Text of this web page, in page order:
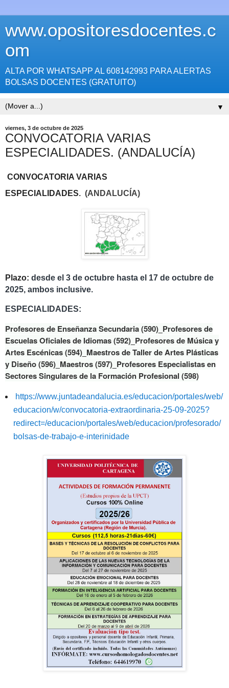
www.opositoresdocentes.c
om
ALTA POR WHATSAPP AL 608142993 PARA ALERTAS
BOLSAS DOCENTES (GRATUITO)
▼
viernes, 3 de octubre de 2025
CONVOCATORIA VARIAS
ESPECIALIDADES. (ANDALUCÍA)
CONVOCATORIA VARIAS
ESPECIALIDADES. (ANDALUCÍA)
Plazo: desde el 3 de octubre hasta el 17 de octubre de
2025, ambos inclusive.
ESPECIALIDADES:
Profesores de Enseñanza Secundaria (590)_ Profesores de
Escuelas Oficiales de Idiomas (592)_ Profesores de Música y
Artes Escénicas (594)_ Maestros de Taller de Artes Plásticas
y Diseño (596)_ Maestros (597)_ Profesores Especialistas en
Sectores Singulares de la Formación Profesional (598)
https://www.juntadeandalucia.es/educacion/portales/web/
educacion/w/convocatoria-extraordinaria-25-09-2025?
redirect=/educacion/portales/web/educacion/profesorado/
bolsas-de-trabajo-e-interinidade